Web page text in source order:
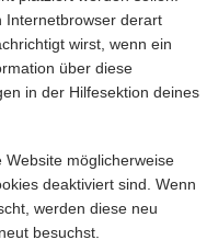
Internetbrowser derart
wirst, wenn ein
über diese
in der Hilfesektion deines
möglicherweise
deaktiviert sind. Wenn
werden diese neu
besuchst.